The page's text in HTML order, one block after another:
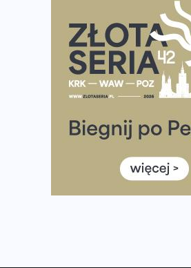
Rozbiegany Olsztyn szykuje się na
półmaratonem
Już w tę sobotę 35. Bieg Powstania
Wystartuje rekordowa liczba
35. Bieg Powstania Warszawskiego
Ile razy w tygodniu biegać? 3
często biegać, żeby robić postępy
Już w ten weekend! Przed nami
i Półmaraton Szczeciński.